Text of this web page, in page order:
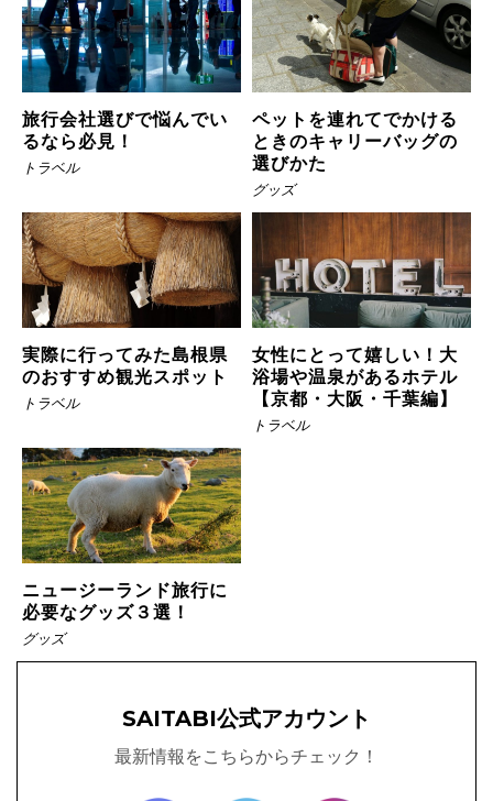
旅行会社選びで悩んでい
るなら必見！
トラベル
ペットを連れてでかける
ときのキャリーバッグの
選びかた
グッズ
実際に行ってみた島根県
のおすすめ観光スポット
トラベル
女性にとって嬉しい！大
浴場や温泉があるホテル
【京都・大阪・千葉編】
トラベル
ニュージーランド旅行に
必要なグッズ３選！
グッズ
SAITABI公式アカウント
最新情報をこちらからチェック！